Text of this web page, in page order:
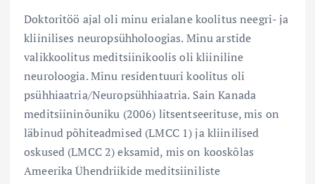
Doktoritöö ajal oli minu erialane koolitus neegri- ja
kliinilises neuropsühholoogias. Minu arstide
valikkoolitus meditsiinikoolis oli kliiniline
neuroloogia. Minu residentuuri koolitus oli
psühhiaatria/Neuropsühhiaatria. Sain Kanada
meditsiininõuniku (2006) litsentseerituse, mis on
läbinud põhiteadmised (LMCC 1) ja kliinilised
oskused (LMCC 2) eksamid, mis on kooskõlas
Ameerika Ühendriikide meditsiiniliste